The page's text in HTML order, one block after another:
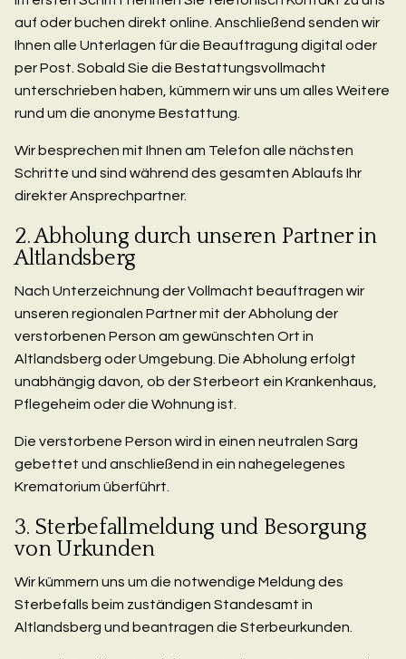
auf oder buchen direkt online. Anschließend senden wir
Ihnen alle Unterlagen für die Beauftragung digital oder
per Post. Sobald Sie die Bestattungsvollmacht
unterschrieben haben, kümmern wir uns um alles Weitere
rund um die anonyme Bestattung.
Wir besprechen mit Ihnen am Telefon alle nächsten
Schritte und sind während des gesamten Ablaufs Ihr
direkter Ansprechpartner.
2. Abholung durch unseren Partner in
Altlandsberg
Nach Unterzeichnung der Vollmacht beauftragen wir
unseren regionalen Partner mit der Abholung der
verstorbenen Person am gewünschten Ort in
Altlandsberg oder Umgebung. Die Abholung erfolgt
unabhängig davon, ob der Sterbeort ein Krankenhaus,
Pflegeheim oder die Wohnung ist.
Die verstorbene Person wird in einen neutralen Sarg
gebettet und anschließend in ein nahegelegenes
Krematorium überführt.
3. Sterbefallmeldung und Besorgung
von Urkunden
Wir kümmern uns um die notwendige Meldung des
Sterbefalls beim zuständigen Standesamt in
Altlandsberg und beantragen die Sterbeurkunden.